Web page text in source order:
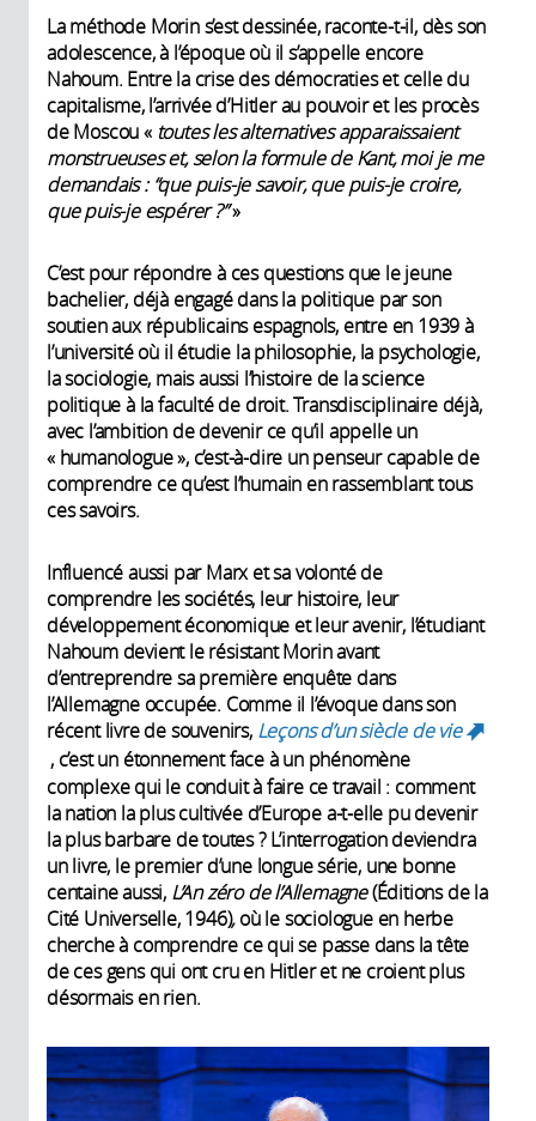
La méthode Morin s’est dessinée, raconte-t-il, dès son
adolescence, à l’époque où il s’appelle encore
Nahoum. Entre la crise des démocraties et celle du
capitalisme, l’arrivée d’Hitler au pouvoir et les procès
de Moscou « toutes les alternatives apparaissaient
monstrueuses et, selon la formule de Kant, moi je me
demandais : “que puis-je savoir, que puis-je croire,
que puis-je espérer ?”»
C’est pour répondre à ces questions que le jeune
bachelier, déjà engagé dans la politique par son
soutien aux républicains espagnols, entre en 1939 à
l’université où il étudie la philosophie, la psychologie,
la sociologie, mais aussi l’histoire de la science
politique à la faculté de droit. Transdisciplinaire déjà,
avec l’ambition de devenir ce qu’il appelle un
« humanologue », c’est-à-dire un penseur capable de
comprendre ce qu’est l’humain en rassemblant tous
ces savoirs.
Influencé aussi par Marx et sa volonté de
comprendre les sociétés, leur histoire, leur
développement économique et leur avenir, l’étudiant
Nahoum devient le résistant Morin avant
d’entreprendre sa première enquête dans
l’Allemagne occupée. Comme il l’évoque dans son
récent livre de souvenirs, Leçons d’un siècle de vie
(link is external)
, c’est un étonnement face à un phénomène
complexe qui le conduit à faire ce travail : comment
la nation la plus cultivée d’Europe a-t-elle pu devenir
la plus barbare de toutes ? L’interrogation deviendra
un livre, le premier d’une longue série, une bonne
centaine aussi, L’An zéro de l’Allemagne(Éditions de la
Cité Universelle, 1946),où le sociologue en herbe
cherche à comprendre ce qui se passe dans la tête
de ces gens qui ont cru en Hitler et ne croient plus
désormais en rien.